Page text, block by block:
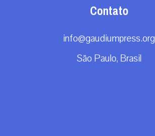
Contato
info@gaudiumpress.org
São Paulo, Brasil